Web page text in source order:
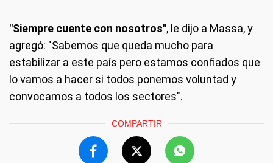
"Siempre cuente con nosotros", le dijo a Massa, y
agregó: "Sabemos que queda mucho para
estabilizar a este país pero estamos confiados que
lo vamos a hacer si todos ponemos voluntad y
convocamos a todos los sectores".
COMPARTIR